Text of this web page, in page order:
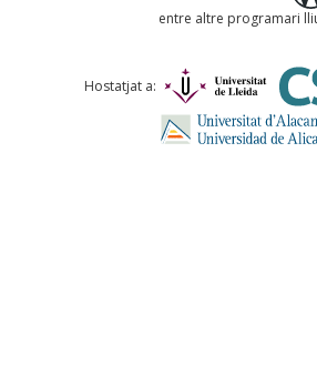
Comentari *
entre altre programari
Hostatjat a: